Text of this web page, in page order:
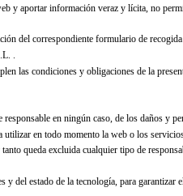
y aportar información veraz y lícita, no
del correspondiente formulario de
.
las condiciones y obligaciones de la
en ningún caso, de los daños y
en todo momento la web o los
queda excluida cualquier tipo de
y del estado de la tecnología, para